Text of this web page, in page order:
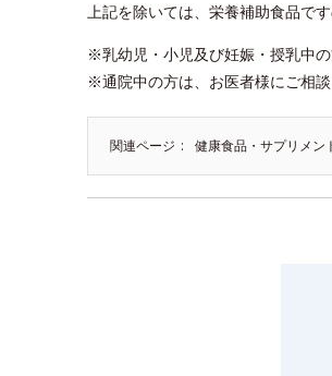
上記を除いては、栄養補助食品で
※乳幼児・小児及び妊娠・授乳中の
※通院中の方は、お医者様にご相談
関連ページ 健康食品・サプリメン